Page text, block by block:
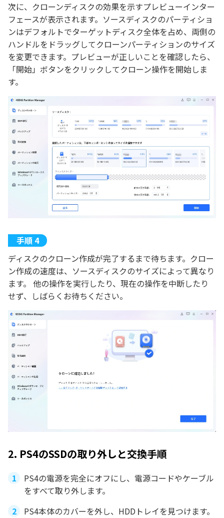
次に、クローンディスクの効果を示すプレビューインター
フェースが表示されます。ソースディスクのパーティショ
ンはデフォルトでターゲットディスク全体を占め、両側の
ハンドルをドラッグしてクローンパーティションのサイズ
を変更できます。プレビューが正しいことを確認したら、
「開始」ボタンをクリックしてクローン操作を開始しま
す。
ディスクのクローン作成が完了するまで待ちます。クロー
ン作成の速度は、ソースディスクのサイズによって異なり
ます。 他の操作を実行したり、現在の操作を中断したり
せず、しばらくお待ちください。
2. PS4のSSDの取り外しと交換手順
PS4の電源を完全にオフにし、電源コードやケーブル
をすべて取り外します。
PS4本体のカバーを外し、HDDトレイを見つけます。